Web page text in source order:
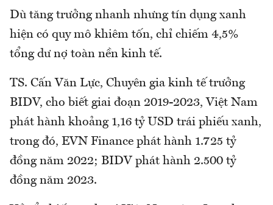
Dù tăng trưởng nhanh nhưng tín dụng xanh
hiện có quy mô khiêm tốn, chỉ chiếm 4,5%
tổng dư nợ toàn nền kinh tế.
TS. Cấn Văn Lực, Chuyên gia kinh tế trưởng
BIDV, cho biết giai đoạn 2019-2023, Việt Nam
phát hành khoảng 1,16 tỷ USD trái phiếu xanh,
trong đó, EVN Finance phát hành 1.725 tỷ
đồng năm 2022; BIDV phát hành 2.500 tỷ
đồng năm 2023.